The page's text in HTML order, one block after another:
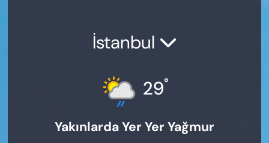
İstanbul
29°
Yakınlarda Yer Yer Yağmur
SPOR